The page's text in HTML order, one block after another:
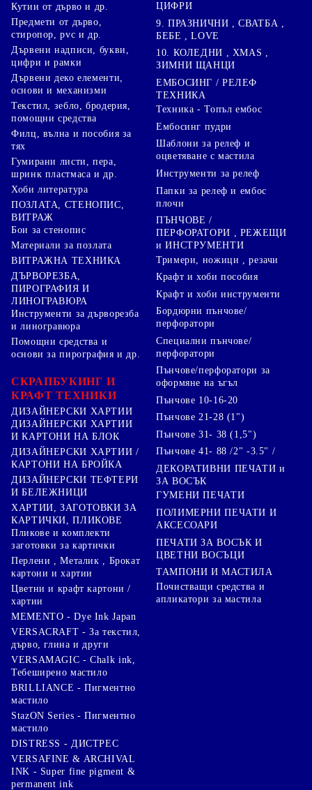
Кутии от дърво и др.
Предмети от дърво,
стиропор, pvc и др.
Дървени надписи, букви,
цифри и рамки
Дървени деко елементи,
основи и механизми
Текстил, зебло, бродерия,
помощни средства
Филц, вълна и пособия за
тях
Гумирани листи, пера,
шринк пластмаса и др.
Хоби литература
ПОЗЛАТА, СТЕНОПИС,
ВИТРАЖ
Бои за стенопис
Материали за позлата
ВИТРАЖНА ТЕХНИКА
ДЪРВОРЕЗБА,
ПИРОГРАФИЯ И
ЛИНОГРАВЮРА
Инструменти за дърворезба
и линогравюра
Помощни средства и
основи за пирография и др.
СКРАПБУКИНГ И
КРАФТ ТЕХНИКИ
ДИЗАЙНЕРСКИ ХАРТИИ
ДИЗАЙНЕРСКИ ХАРТИИ
И КАРТОНИ НА БЛОК
ДИЗАЙНЕРСКИ ХАРТИИ /
КАРТОНИ НА БРОЙКА
ДИЗАЙНЕРСКИ ТЕФТЕРИ
И БЕЛЕЖНИЦИ
ХАРТИИ, ЗАГОТОВКИ ЗА
КАРТИЧКИ, ПЛИКОВЕ
Пликове и комплекти
заготовки за картички
Перлени , Металик , Брокат
картони и хартии
Цветни и крафт картони /
хартии
ЦИФРИ
9. ПРАЗНИЧНИ , СВАТБА ,
БЕБЕ , LOVE
10. КОЛЕДНИ , XMAS ,
ЗИМНИ ЩАНЦИ
ЕМБОСИНГ / РЕЛЕФ
ТЕХНИКА
Техника - Топъл ембос
Ембосинг пудри
Шаблони за релеф и
оцветяване с мастила
Инструменти за релеф
Папки за релеф и ембос
плочи
ПЪНЧОВЕ /
ПЕРФОРАТОРИ , РЕЖЕЩИ
и ИНСТРУМЕНТИ
Тримери, ножици , резачи
Крафт и хоби пособия
Крафт и хоби инструменти
Бордюрни пънчове/
перфоратори
Специални пънчове/
перфоратори
Пънчове/перфоратори за
оформяне на ъгъл
Пънчове 10-16-20
Пънчове 21-28 (1")
Пънчове 31- 38 (1,5")
Пънчове 41- 88 /2" -3.5" /
ДЕКОРАТИВНИ ПЕЧАТИ и
ЗА ВОСЪК
ГУМЕНИ ПЕЧАТИ
ПОЛИМЕРНИ ПЕЧАТИ И
АКСЕСОАРИ
ПЕЧАТИ ЗА ВОСЪК И
ЦВЕТНИ ВОСЪЦИ
ТАМПОНИ И МАСТИЛА
Почистващи средства и
апликатори за мастила
MEMENTO - Dye Ink Japan
VERSACRAFT - За текстил,
дърво, глина и други
VERSAMAGIC - Chalk ink,
Тебеширено мастило
BRILLIANCE - Пигментно
мастило
StazON Series - Пигментно
мастило
DISTRESS - ДИСТРЕС
VERSAFINE & ARCHIVAL
INK - Super fine pigment &
permanent ink